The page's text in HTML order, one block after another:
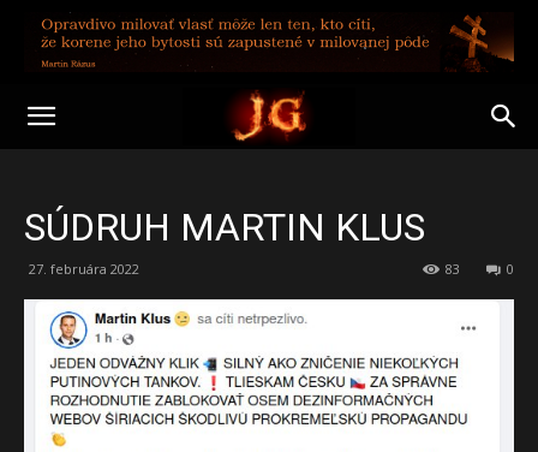
SÚDRUH MARTIN KLUS
27. februára 2022 0
83